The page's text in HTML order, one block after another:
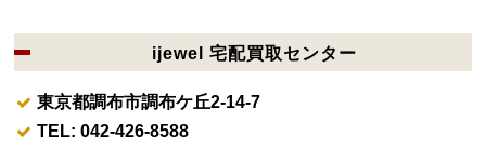
ijewel 宅配買取センター
東京都調布市調布ケ丘2-14-7
TEL: 042-426-8588